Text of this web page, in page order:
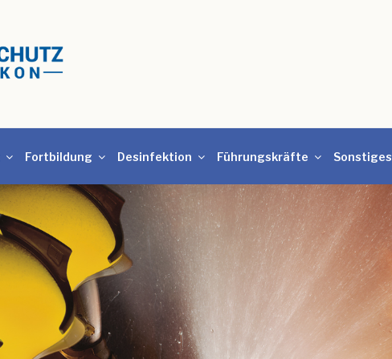
Fortbildung Desinfektion Führungskräfte Sonstiges